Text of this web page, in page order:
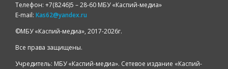
Телефон: +7(8246)5 – 28-60 МБУ «Каспий-медиа»
E-mail: Kas62@yandex.ru
©️МБУ «Каспий-медиа», 2017-2026г.
Все права защищены.
Учредитель: МБУ «Каспий-медиа». Сетевое издание «Каспий-